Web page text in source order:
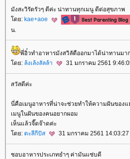
มังสะวิรัตรัวๆ ดีค่ะ น่าทานทุกเมนู ดีต่อสุขภาพ
ดย: kae+aoe
น.
พี่อิ๋วทำอาหารมังสวิลัตืออกมาได้น่าทานมา
ดย: ล้งเล้งลัลล้า 31 มกราคม 2561
สวัสดีค่ะ
นี่คือเมนูอาหารที่น่าจะช่วยทำให้ความฝันของแ
เมนูในฝันของคนอยากผอม
เห็นแล้วจี๊ดจ๊าดค่ะ
ดย: ตะลีกีปัส 31 มกราคม 2561
ชอบอาหารประเภทยำๆ ค่ามันแซ่บดี